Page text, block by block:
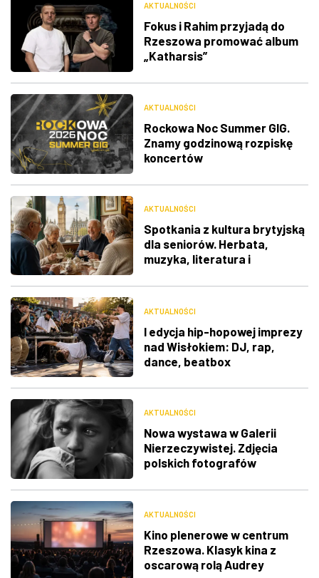
AKTUALNOŚCI
Fokus i Rahim przyjadą do
Rzeszowa promować album
„Katharsis”
AKTUALNOŚCI
Rockowa Noc Summer GIG.
Znamy godzinową rozpiskę
koncertów
AKTUALNOŚCI
Spotkania z kultura brytyjską
dla seniorów. Herbata,
muzyka, literatura i
AKTUALNOŚCI
I edycja hip-hopowej imprezy
nad Wisłokiem: DJ, rap,
dance, beatbox
AKTUALNOŚCI
Nowa wystawa w Galerii
Nierzeczywistej. Zdjęcia
polskich fotografów
AKTUALNOŚCI
Kino plenerowe w centrum
Rzeszowa. Klasyk kina z
oscarową rolą Audrey